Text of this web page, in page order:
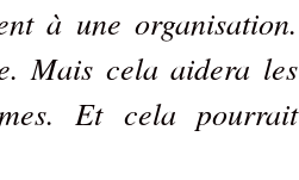
à une organisation.
Mais cela aidera les
Et cela pourrait